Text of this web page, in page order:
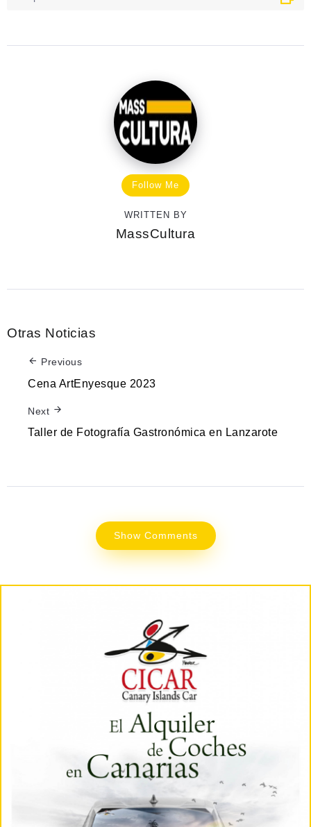
Follow Me
WRITTEN BY
MassCultura
Otras Noticias
Previous
Cena ArtEnyesque 2023
Next
Taller de Fotografía Gastronómica en Lanzarote
Show Comments